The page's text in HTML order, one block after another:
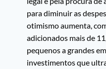
para diminuir as
otimismo aumenta,
adicionados mais de
pequenos a grandes
investimentos que